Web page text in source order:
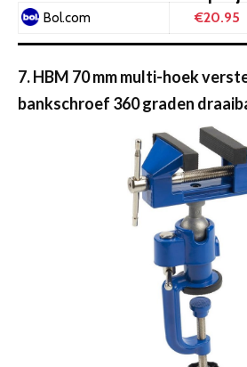
Bol.com €20.95
7. HBM 70 mm multi-hoek
bankschroef 360 graden